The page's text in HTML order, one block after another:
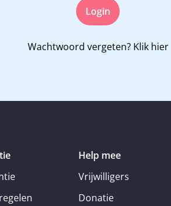
Login
Wachtwoord vergeten? Klik hier
Help mee
Vrijwilligers
Donatie